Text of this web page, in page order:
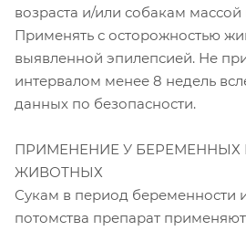
возраста и/или собакам массой
Применять с осторожностью
выявленной эпилепсией. Не
интервалом менее 8 недель
данных по безопасности.
ПРИМЕНЕНИЕ У
ЖИВОТНЫХ
Сукам в период беременности
потомства препарат